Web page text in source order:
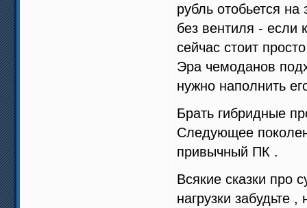
рубль отобьется
без вентиля - если
сейчас стоит
Эра чемоданов
нужно наполнить
Брать гибридные
Следующее
привычный ПК .
Всякие сказки про
нагрузки забудьте